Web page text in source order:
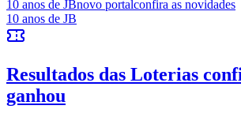
Cinema & Shows
JogosNovo
Anuncie no Portal
Cadastrar Empresa
Divulgar Vagas
10 anos de JBnovo portalconfira as novidades
10 anos de JB
Resultados das Loterias
ganhou